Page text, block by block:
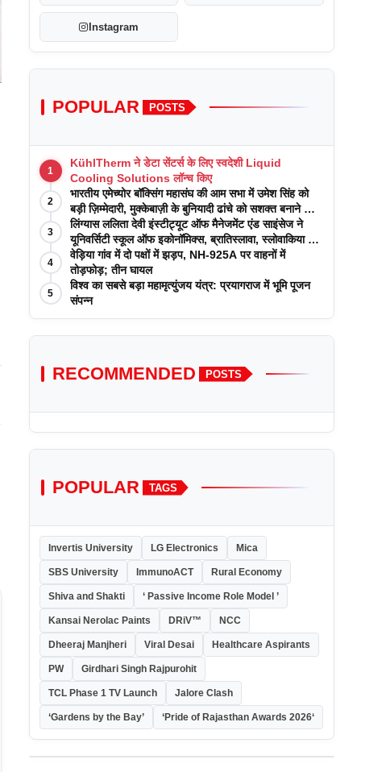
Instagram
POPULAR POSTS
1
KühlTherm ने डेटा सेंटर्स के लिए स्वदेशी Liquid
Cooling Solutions लॉन्च किए
2
भारतीय एमेच्योर बॉक्सिंग महासंघ की आम सभा में उमेश सिंह को
बड़ी ज़िम्मेदारी, मुक्केबाज़ी के बुनियादी ढांचे को सशक्त बनाने का
वादा
3
लिंग्यास ललिता देवी इंस्टीट्यूट ऑफ मैनेजमेंट एंड साइंसेज ने
यूनिवर्सिटी स्कूल ऑफ इकोनॉमिक्स, ब्रातिस्लावा, स्लोवाकिया के
साथ अकादमिक पत्रिकाओं में प्रकाशन रणनीतियों पर एक
दिवसीय कार्यशाला का आयोजन किया
4
वेड़िया गांव में दो पक्षों में झड़प, NH-925A पर वाहनों में
तोड़फोड़; तीन घायल
5
विश्व का सबसे बड़ा महामृत्युंजय यंत्र: प्रयागराज में भूमि पूजन
संपन्न
RECOMMENDED POSTS
POPULAR TAGS
Invertis University LG Electronics Mica
SBS University ImmunoACT Rural Economy
Shiva and Shakti ‘ Passive Income Role Model ’
Kansai Nerolac Paints DRiV™ NCC
Dheeraj Manjheri Viral Desai Healthcare Aspirants
PW Girdhari Singh Rajpurohit
TCL Phase 1 TV Launch Jalore Clash
‘Gardens by the Bay’ ‘Pride of Rajasthan Awards 2026‘